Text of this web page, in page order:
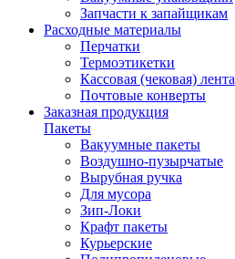
Запчасти к запайщикам
Расходные материалы
Перчатки
Термоэтикетки
Кассовая (чековая) лента
Почтовые конверты
Заказная продукция
Пакеты
Вакуумные пакеты
Воздушно-пузырчатые
Вырубная ручка
Для мусора
Зип-Локи
Крафт пакеты
Курьерские